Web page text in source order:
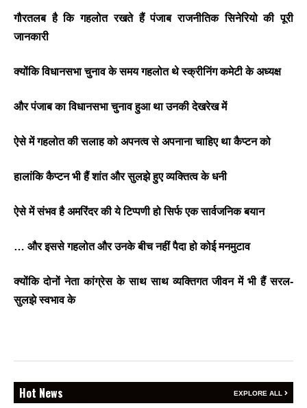
गौरतलब है कि गहलोत रखते हैं पंजाब राजनीतिक सिनेरियो की पूरी
जानकारी
क्योंकि विधानसभा चुनाव के समय गहलोत थे स्क्रीनिंग कमेटी के अध्यक्ष
और पंजाब का विधानसभा चुनाव हुआ था उनकी देखरेख में
ऐसे में गहलोत की सलाह को अपनत्व से अपनाना चाहिए था कैप्टन को
हालांकि कैप्टन भी हैं शांत और सुलझे हुए व्यक्तित्व के धनी
ऐसे में संभव है अमरिंदर की ये टिप्पणी हो सिर्फ एक सार्वजनिक बयान
… और इससे गहलोत और उनके बीच नहीं पैदा हो कोई मनमुटाव
क्योंकि दोनों नेता कांग्रेस के साथ साथ व्यक्तिगत जीवन में भी हैं सरल-
सुलझे स्वभाव के
Hot News EXPLORE ALL
जयपुर से दुनिया को भारत
छोटे उद्योगों, स्टार्टअप और
- August 6, 2026
<section class="text-token-
focus:outline-none has-data-
R6Vx5W_threadScrollVars
dir="auto" data-turn-
id="request-6a7401ad-4378-